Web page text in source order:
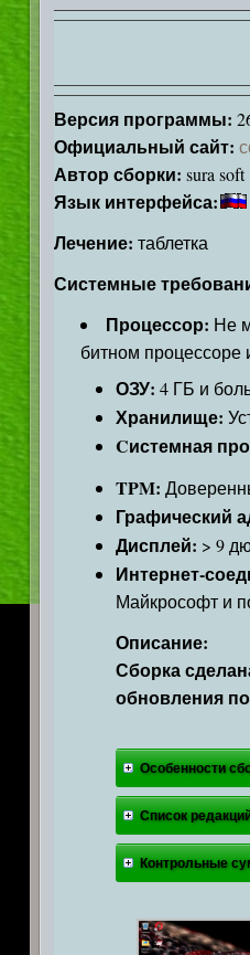
Версия программы:
Официальный сайт:
Автор сборки: sura soft
Язык интерфейса:
Лечение: таблетка
Системные
Процессор: Не
битном процессоре
ОЗУ: 4 ГБ и
Хранилище:
Cистемная
TPM:
Графический
Дисплей: > 9
Интернет-
Майкрософт и
Описание:
Сборка
обновления по
Особенности
Список
Контрольные